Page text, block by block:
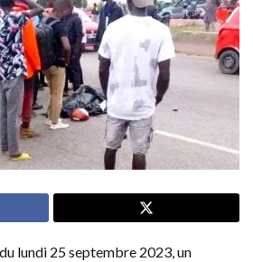
lundi 25 septembre 2023, un